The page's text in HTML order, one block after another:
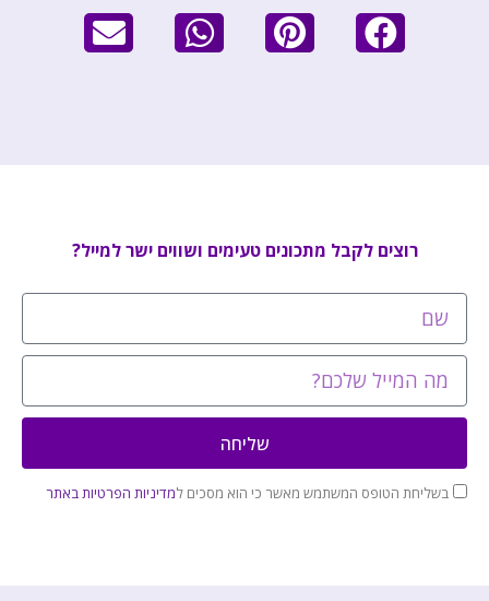
רוצים לקבל מתכונים טעימים ושווים ישר למייל?
בשליחת הטופס המשתמש מאשר כי הוא מסכים למדיניות הפרטיות באתר
שליחה